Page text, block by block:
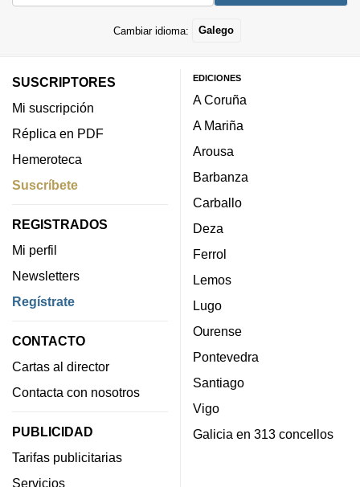
Cambiar idioma: Galego
SUSCRIPTORES
Mi suscripción
Réplica en PDF
Hemeroteca
Suscríbete
REGISTRADOS
Mi perfil
Newsletters
Regístrate
CONTACTO
Cartas al director
Contacta con nosotros
PUBLICIDAD
Tarifas publicitarias
Servicios
EDICIONES
A Coruña
A Mariña
Arousa
Barbanza
Carballo
Deza
Ferrol
Lemos
Lugo
Ourense
Pontevedra
Santiago
Vigo
Galicia en 313 concellos